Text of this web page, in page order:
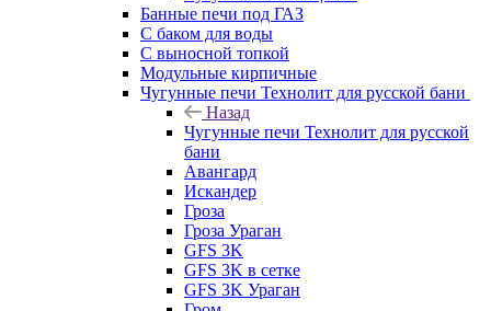
Банные печи под ГАЗ
С баком для воды
С выносной топкой
Модульные кирпичные
Чугунные печи Технолит для русской бани
Назад
Чугунные печи Технолит для русской
бани
Авангард
Искандер
Гроза
Гроза Ураган
GFS 3K
GFS 3K в сетке
GFS 3K Ураган